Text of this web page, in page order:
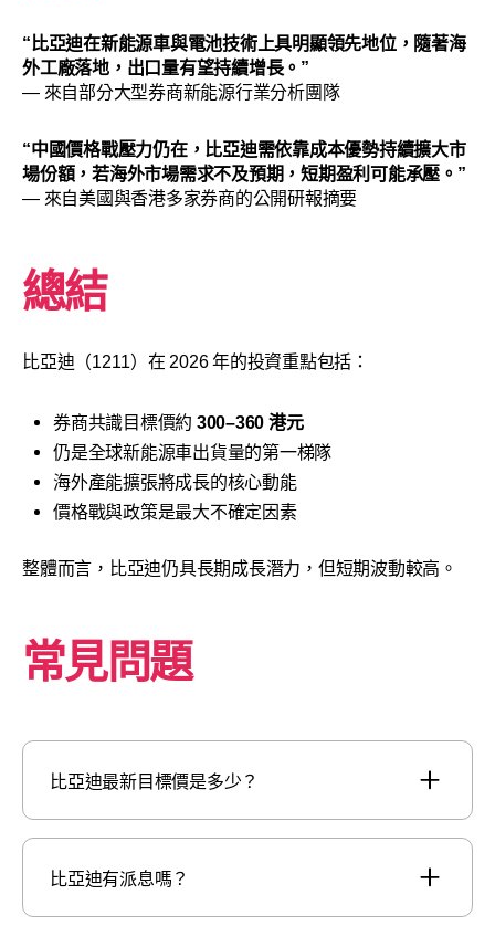
“比亞迪在新能源車與電池技術上具明顯領先地位，隨著海
外工廠落地，出口量有望持續增長。”
— 來自部分大型券商新能源行業分析團隊
“中國價格戰壓力仍在，比亞迪需依靠成本優勢持續擴大市
場份額，若海外市場需求不及預期，短期盈利可能承壓。”
— 來自美國與香港多家券商的公開研報摘要
總結
比亞迪（1211）在 2026 年的投資重點包括：
券商共識目標價約 300–360 港元
仍是全球新能源車出貨量的第一梯隊
海外產能擴張將成長的核心動能
價格戰與政策是最大不確定因素
整體而言，比亞迪仍具長期成長潛力，但短期波動較高。
常見問題
比亞迪最新目標價是多少？
比亞迪有派息嗎？